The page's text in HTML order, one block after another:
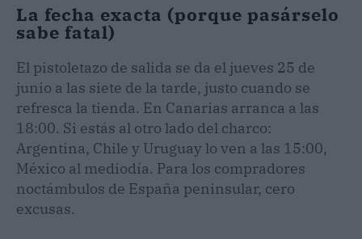
La fecha exacta (porque pasárselo
sabe fatal)
El pistoletazo de salida se da el jueves 25 de
junio a las siete de la tarde, justo cuando se
refresca la tienda. En Canarias arranca a las
18:00. Si estás al otro lado del charco:
Argentina, Chile y Uruguay lo ven a las 15:00,
México al mediodía. Para los compradores
noctámbulos de España peninsular, cero
excusas.